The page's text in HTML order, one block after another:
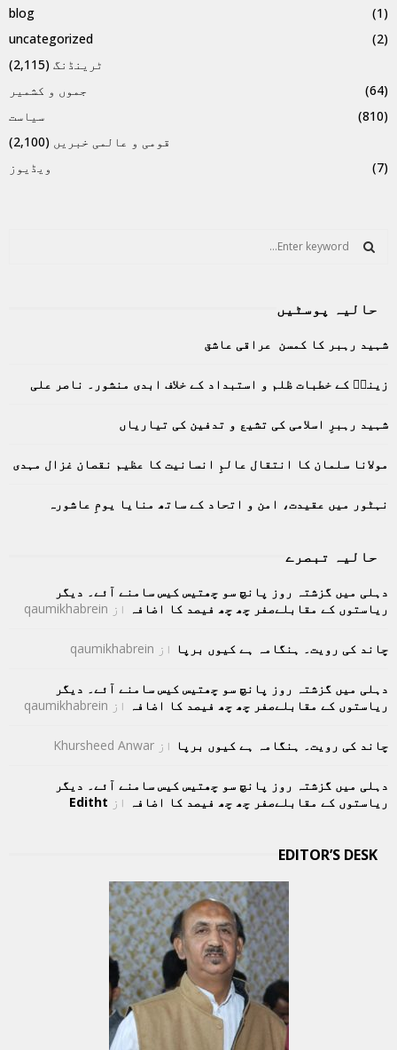
blog
(1)
uncategorized
(2)
ٹرینڈنگ (2,115)
جموں و کشمیر
(64)
سیاست
(810)
قومی و عالمی خبریں (2,100)
ویڈیوز
(7)
f
r
E
A
R
C
H
حالیہ پوسٹیں
شہید رہبر کا کمسن عراقی عاشق
زینبؑ کے خطبات ظلم و استبداد کے خلاف ابدی منشور۔ ناصر علی
شہید رہبرِ اسلامی کی تشیع و تدفین کی تیاریاں
مولانا سلمان کا انتقال عالمِ انسانیت کا عظیم نقصان غزال مہدی
نہٹور میں عقیدت، امن و اتحاد کے ساتھ منایا یومِ عاشورہ
حالیہ تبصرے
دہلی میں گزشتہ روز پانچ سو چھتیس کیس سامنے آئے۔ دیگر
ریاستوں کے مقابلےصفر چھ چھ فیصد کا اضافہ از qaumikhabrein
چاند کی رویت۔ ہنگامہ ہے کیوں برپا از qaumikhabrein
دہلی میں گزشتہ روز پانچ سو چھتیس کیس سامنے آئے۔ دیگر
ریاستوں کے مقابلےصفر چھ چھ فیصد کا اضافہ از qaumikhabrein
چاند کی رویت۔ ہنگامہ ہے کیوں برپا از Khursheed Anwar
دہلی میں گزشتہ روز پانچ سو چھتیس کیس سامنے آئے۔ دیگر
ریاستوں کے مقابلےصفر چھ چھ فیصد کا اضافہ از Editht
EDITOR’S DESK